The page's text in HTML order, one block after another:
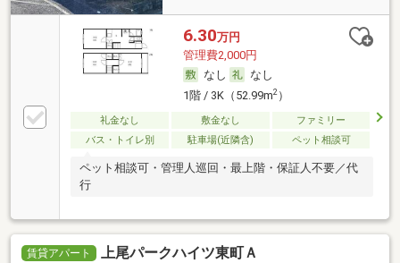
6.30万円
管理費2,000円
なし
なし
1階 / 3K（52.99m2）
礼金なし 敷金なし
ファミリー
バス・トイレ別
駐車場(近隣含) ペット相談可
ペット相談可・管理人巡回・最上階・保証人不要／代
行
賃貸アパート 上尾パークハイツ東町Ａ